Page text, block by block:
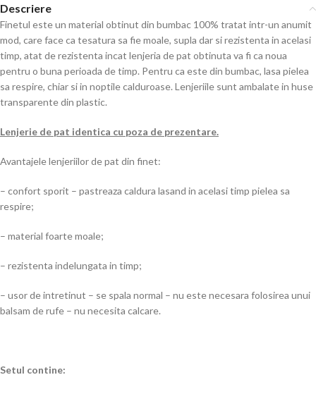
Descriere
Finetul este un material obtinut din bumbac 100% tratat intr-un anumit
mod, care face ca tesatura sa fie moale, supla dar si rezistenta in acelasi
timp, atat de rezistenta incat lenjeria de pat obtinuta va fi ca noua
pentru o buna perioada de timp. Pentru ca este din bumbac, lasa pielea
sa respire, chiar si in noptile calduroase. Lenjeriile sunt ambalate in huse
transparente din plastic.
Lenjerie de pat identica cu poza de prezentare.
Avantajele lenjeriilor de pat din finet:
– confort sporit – pastreaza caldura lasand in acelasi timp pielea sa
respire;
– material foarte moale;
– rezistenta indelungata in timp;
– usor de intretinut – se spala normal – nu este necesara folosirea unui
balsam de rufe – nu necesita calcare.
Setul contine: